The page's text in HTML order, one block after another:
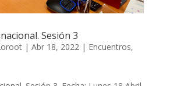
Sesión 3
| Abr 18, 2022| Encuentros,